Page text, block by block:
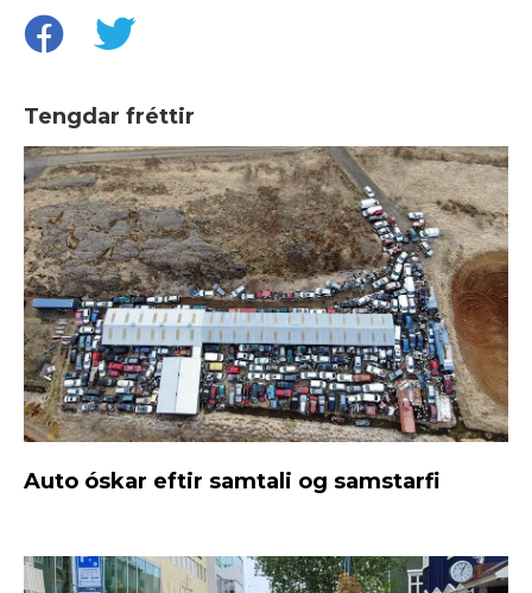
Tengdar fréttir
Auto óskar eftir samtali og samstarfi